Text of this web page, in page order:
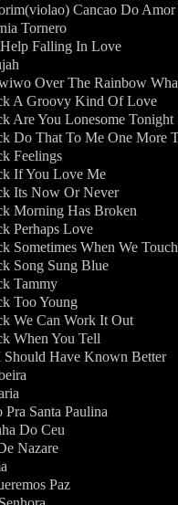
Cancao Do Amor
Tornero
Falling In Love
Over The Rainbow
A Groovy Kind Of Love
Are You Lonesome Tonight
Do That To Me One More
Feelings
If You Love Me
Its Now Or Never
Morning Has Broken
Perhaps Love
Sometimes When We Touch
Song Sung Blue
Tammy
Too Young
We Can Work It Out
When You Tell
Should Have Known Better
Pra Santa Paulina
Do Ceu
Nazare
Paz